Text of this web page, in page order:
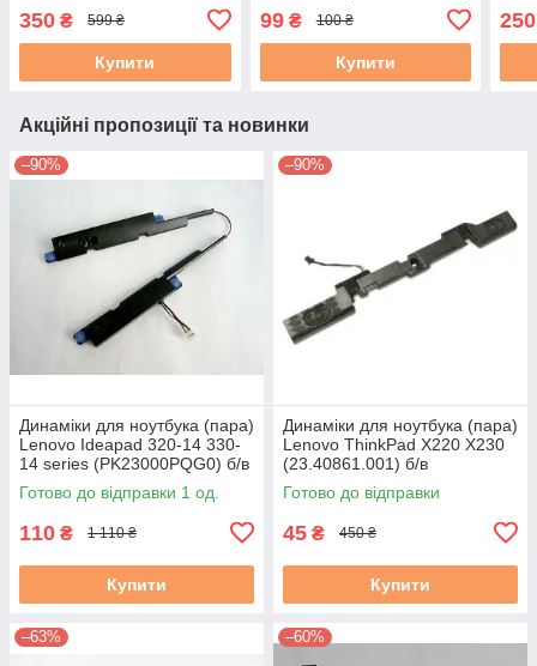
350 ₴ 599 ₴
Купити
99₴ 100 ₴
Купити
250
Акційні пропозиції та новинки
–90%
Динаміки для ноутбука (пара)
Lenovo Ideapad 320-14 330-
14 series (PK23000PQG0) б/в
Готово до відправки 1 од.
110 ₴ 1 110 ₴
Купити
–90%
Динаміки для ноутбука (пара)
Lenovo ThinkPad X220 X230
(23.40861.001) б/в
Готово до відправки
45 ₴ 450 ₴
Купити
–63% –60%